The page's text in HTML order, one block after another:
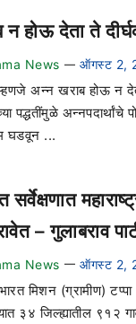
न होऊ देता ते
News — ऑगस्ट 2,
अन्न खराब होऊ न
पद्धतींमुळे
घडवून ...
– गुलाबराव
News — ऑगस्ट 2,
मिशन (ग्रामीण)
३४ जिल्ह्यातील ९१२